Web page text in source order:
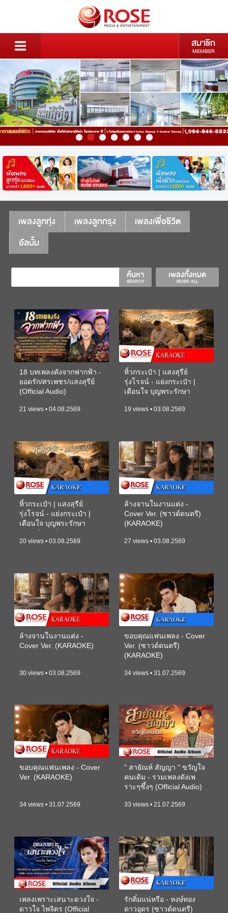
สมาชิก
MEMBER
เพลงลูกทุ่ง เพลงลูกกรุง
เพลงเพื่อชีวิต
อัลบั้ม
เพลงทั้งหมด
MUSIC ALL
ค้นหา
SEARCH
18 บทเพลงดังจากฟากฟ้า -
ยอดรัก/ศรเพชร/แสงสุรีย์
(Official Audio)
21 views • 04.08.2569
หิ้วกระเป๋า | แสงสุรีย์
รุ่งโรจน์ - แย่งกระเป๋า |
เตือนใจ บุญพระรักษา
19 views • 03.08.2569
หิ้วกระเป๋า | แสงสุรีย์
รุ่งโรจน์ - แย่งกระเป๋า |
เตือนใจ บุญพระรักษา
20 views • 03.08.2569
ล้างจานในงานแต่ง -
Cover Ver. (ซาวด์ดนตรี)
(KARAOKE)
27 views • 03.08.2569
ล้างจานในงานแต่ง -
Cover Ver. (KARAOKE)
30 views • 03.08.2569
ขอบคุณแฟนเพลง - Cover
Ver. (ซาวด์ดนตรี)
(KARAOKE)
34 views • 31.07.2569
ขอบคุณแฟนเพลง - Cover
Ver. (KARAOKE)
34 views • 31.07.2569
" สายัณห์ สัญญา " ขวัญใจ
คนเดิม - รวมเพลงดังเพ
ราะๆซึ้งๆ (Official Audio)
33 views • 21.07.2569
เพลงเพราะเสนาะดวงใจ -
ดาวใจ ไพจิตร (Official
รักติ๋มแน่หรือ - หงษ์ทอง
ดาวอุดร (ซาวด์ดนตรี)